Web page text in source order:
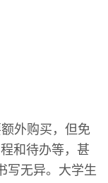
外购买，但免
和待办等，甚
写无异。大学生